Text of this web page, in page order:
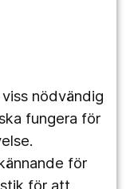
nödvändig
fungera för
för
för att